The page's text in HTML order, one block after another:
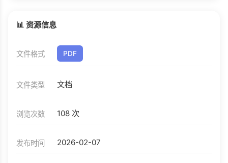
📊 资源信息
文件格式 PDF
文件类型 文档
浏览次数 108 次
发布时间 2026-02-07